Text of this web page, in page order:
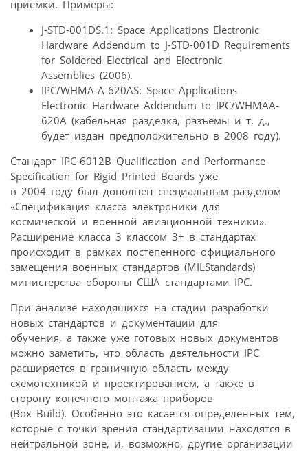
приемки. Примеры:
J-STD-001DS.1: Space Applications Electronic
Hardware Addendum to J-STD-001D Requirements
for Soldered Electrical and Electronic
Assemblies (2006).
IPC/WHMA-A-620AS: Space Applications
Electronic Hardware Addendum to IPC/WHMAA-
620A (кабельная разделка, разъемы и т. д.,
будет издан предположительно в 2008 году).
Стандарт IPC-6012B Qualification and Performance
Specification for Rigid Printed Boards уже
в 2004 году был дополнен специальным разделом
«Спецификация класса электроники для
космической и военной авиационной техники».
Расширение класса 3 классом 3+ в стандартах
происходит в рамках постепенного официального
замещения военных стандартов (MILStandards)
министерства обороны США стандартами IPC.
При анализе находящихся на стадии разработки
новых стандартов и документации для
обучения, а также уже готовых новых документов
можно заметить, что область деятельности IPC
расширяется в граничную область между
схемотехникой и проектированием, а также в
сторону конечного монтажа приборов
(Box Build). Особенно это касается определенных тем,
которые с точки зрения стандартизации находятся в
нейтральной зоне, и, возможно, другие организации